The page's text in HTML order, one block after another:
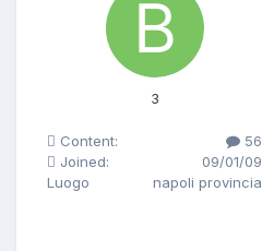
3
Content:
56
Joined:
09/01/09
Luogo
napoli provincia